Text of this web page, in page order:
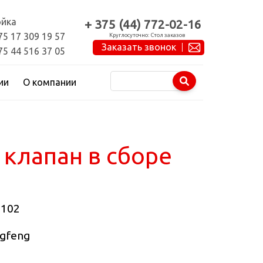
17 309 19 57
44 516 37 05
+ 375 (44) 772-02-16
Круглосуточно: Стол заказов
Заказать звонок
О компании
в сборе